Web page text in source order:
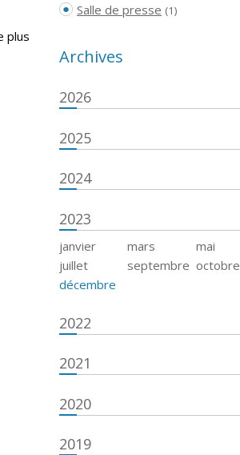
plus
Salle de presse (1)
Archives
2026
2025
2024
2023
janvier mars
mai
juillet
septembre octobre
décembre
2022
2021
2020
2019